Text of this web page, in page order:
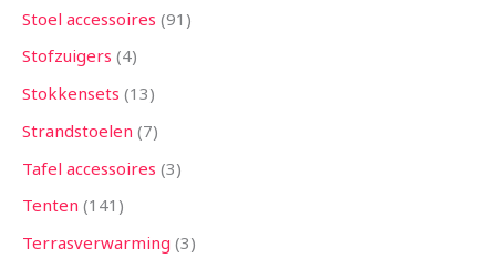
Stoel accessoires 91
Stofzuigers 4
Stokkensets 13
Strandstoelen 7
Tafel accessoires 3
Tenten 141
Terrasverwarming 3